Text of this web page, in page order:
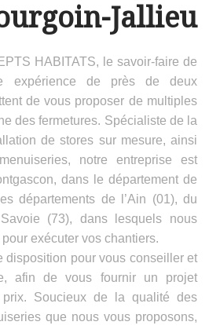
Jallieu
HABITATS, le savoir-faire de
expérience de près de deux
de vous proposer de multiples
des fermetures. Spécialiste de la
de stores sur mesure, ainsi
notre entreprise est
dans le département de
départements de l’Ain (01), du
(73), dans lesquels nous
exécuter vos chantiers.
disposition pour vous conseiller et
afin de vous fournir un projet
Soucieux de la qualité des
que nous vous proposons,